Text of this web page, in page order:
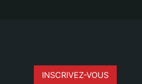
INSCRIVEZ-VOUS